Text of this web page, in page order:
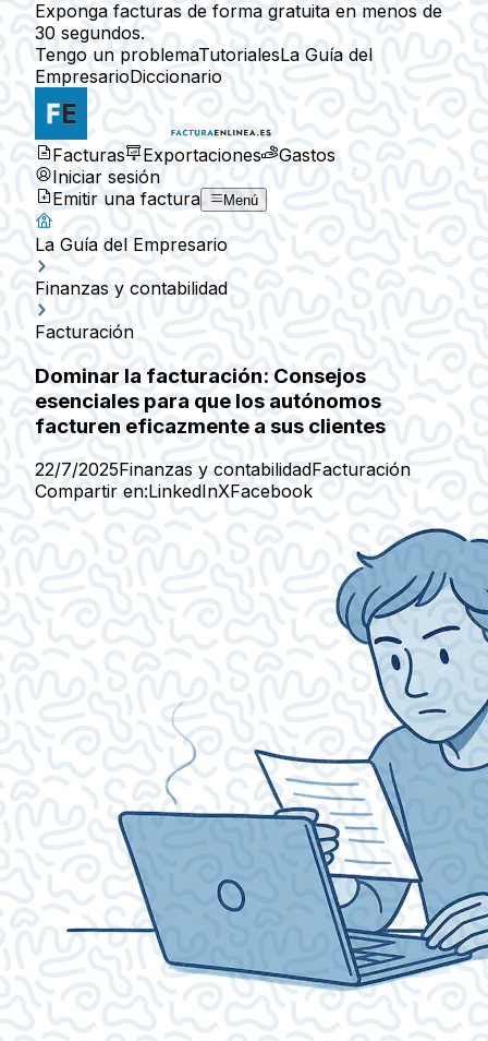
Exponga facturas de forma gratuita en menos de
30 segundos.
Tengo un problemaTutorialesLa Guía del
EmpresarioDiccionario
Facturas Exportaciones
Gastos
Iniciar sesión
Emitir una factura
Menú
La Guía del Empresario
Finanzas y contabilidad
Facturación
Dominar la facturación: Consejos
esenciales para que los autónomos
facturen eficazmente a sus clientes
22/7/2025Finanzas y contabilidadFacturación
Compartir en:LinkedInXFacebook